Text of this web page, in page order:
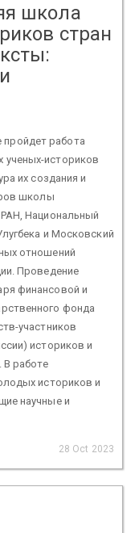
школа
стран
пройдет работа
историков
их создания и
школы
Национальный
и Московский
отношений
Проведение
финансовой и
фонда
участников
историков и
В работе
историков и
научные и
28 Oct 2023